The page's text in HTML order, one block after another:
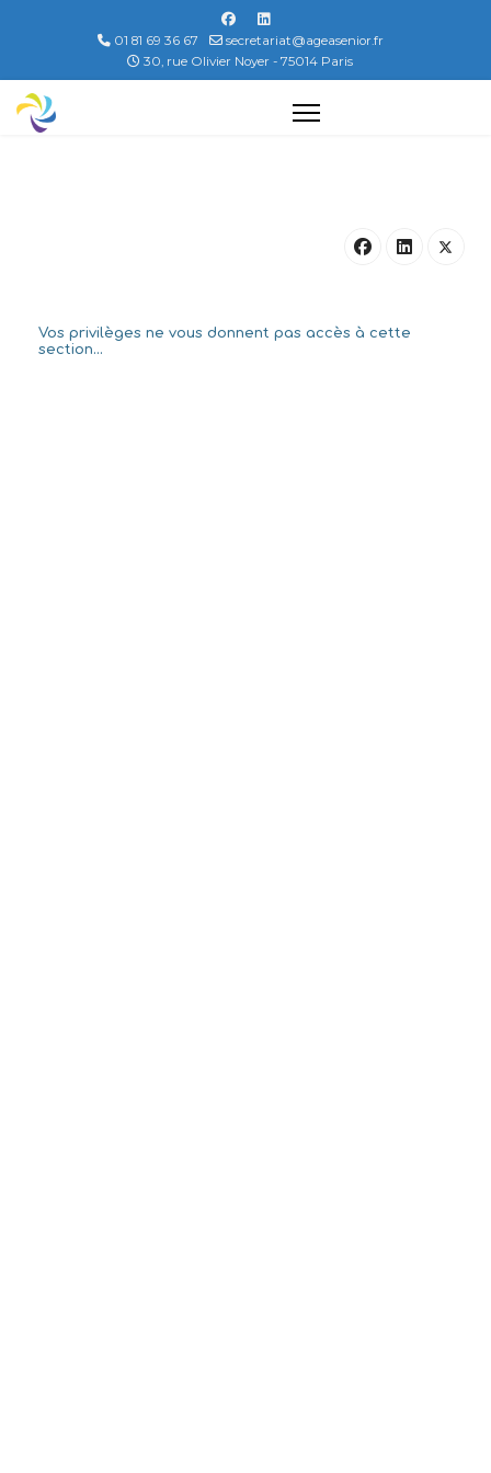
01 81 69 36 67
secretariat@ageasenior.fr
30, rue Olivier Noyer - 75014 Paris
Vos privilèges ne vous donnent pas accès à cette
section...